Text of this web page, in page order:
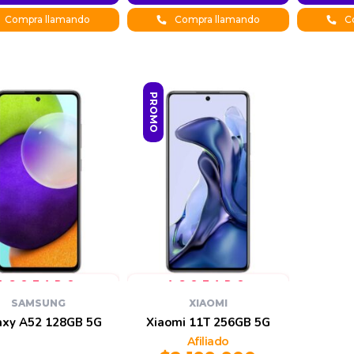
Compra llamando
price was:
$5.145.960.
price is:
$4.734.960.Compra llamando
price
was:
$799.900.
price is:
$778.900.
SAMSUNG
A52 128GB 5G
PROMO
XIAOMI
Xiaomi 11T 256GB 5G